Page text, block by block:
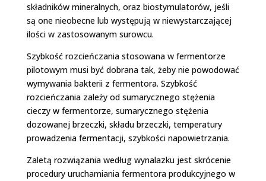
składników mineralnych, oraz biostymulatorów, jeśli
są one nieobecne lub występują w niewystarczającej
ilości w zastosowanym surowcu.
Szybkość rozcieńczania stosowana w fermentorze
pilotowym musi być dobrana tak, żeby nie powodować
wymywania bakterii z fermentora. Szybkość
rozcieńczania zależy od sumarycznego stężenia
cieczy w fermentorze, sumarycznego stężenia
dozowanej brzeczki, składu brzeczki, temperatury
prowadzenia fermentacji, szybkości napowietrzania.
Zaletą rozwiązania według wynalazku jest skrócenie
procedury uruchamiania fermentora produkcyjnego w